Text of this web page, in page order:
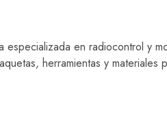
especializada en radiocontrol y
herramientas y